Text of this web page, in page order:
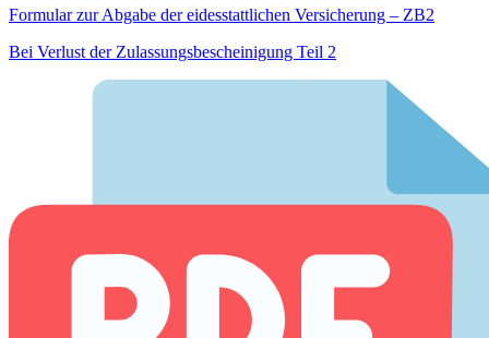
Formular zur Abgabe der eides­stattlichen Versicherung – ZB2
Bei Verlust der Zulassungsbescheinigung Teil 2